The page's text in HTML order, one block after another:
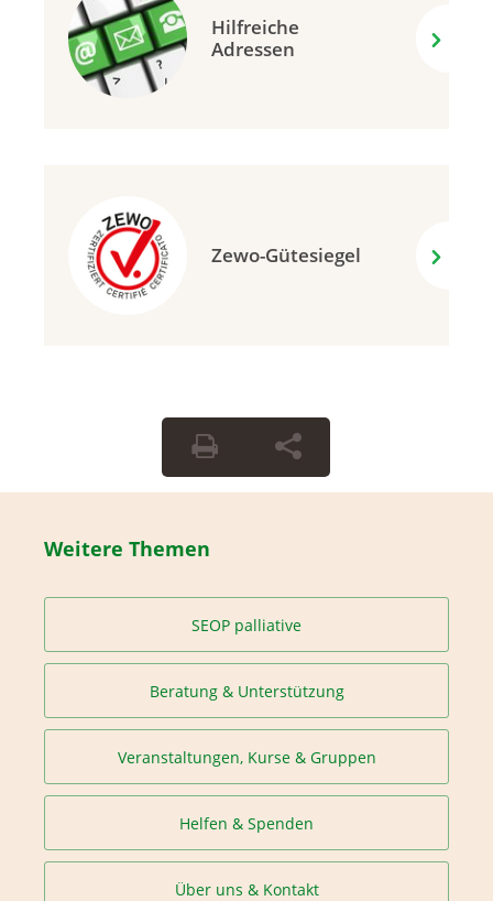
Hilfreiche
Adressen
Zewo-Gütesiegel
Weitere Themen
SEOP palliative
Beratung & Unterstützung
Veranstaltungen, Kurse & Gruppen
Helfen & Spenden
Über uns & Kontakt